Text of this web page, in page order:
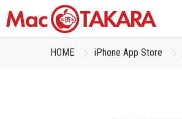
HOME iPhone App Store